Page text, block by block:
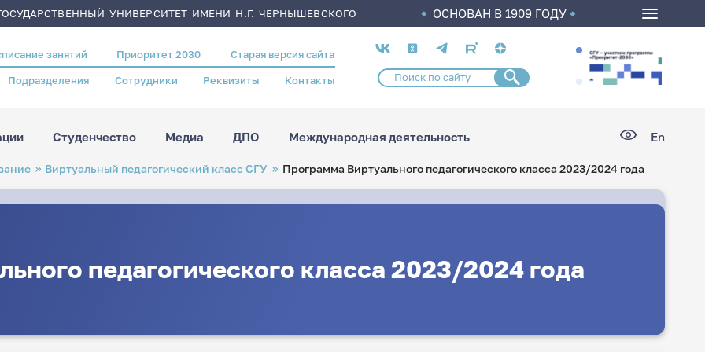
УНИВЕРСИТЕТ ИМЕНИ Н.Г. ЧЕРНЫШЕВСКОГО ОСНОВАН В 1909 ГОДУ
занятий Приоритет 2030 Старая версия сайта
Подразделения Сотрудники Реквизиты Контакты
Социальные
сети
Студенчество Медиа ДПО Международная деятельность En
Виртуальный педагогический класс СГУ Программа Виртуального педагогического класса 2023/2024 года
педагогического класса 2023/2024 года